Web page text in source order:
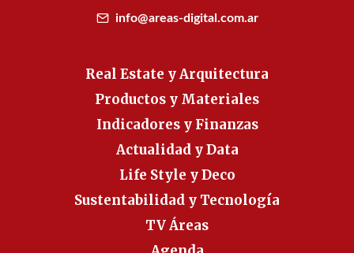
info@areas-digital.com.ar
Real Estate y Arquitectura
Productos y Materiales
Indicadores y Finanzas
Actualidad y Data
Life Style y Deco
Sustentabilidad y Tecnología
TV Áreas